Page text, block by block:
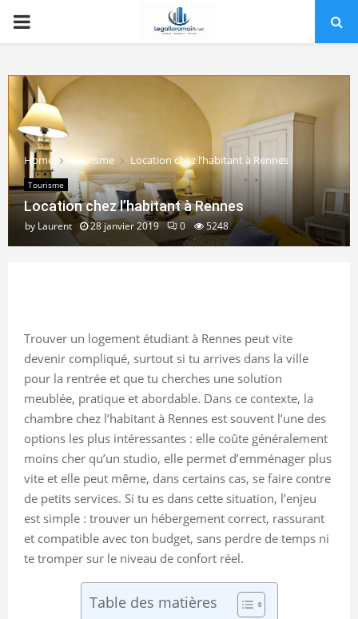
PRIMARY
Home Tourisme Location chez l’habitant à Rennes
Tourisme
Location chez l’habitant à Rennes
by Laurent 28 janvier 2019 0 5248
Trouver un logement étudiant à Rennes peut vite
devenir compliqué, surtout si tu arrives dans la ville
pour la rentrée et que tu cherches une solution
meublée, pratique et abordable. Dans ce contexte, la
chambre chez l’habitant à Rennes est souvent l’une des
options les plus intéressantes : elle coûte généralement
moins cher qu’un studio, elle permet d’emménager plus
vite et elle peut même, dans certains cas, se faire contre
de petits services. Si tu es dans cette situation, l’enjeu
est simple : trouver un hébergement correct, rassurant
et compatible avec ton budget, sans perdre de temps ni
te tromper sur le niveau de confort réel.
Table des matières